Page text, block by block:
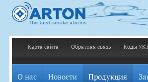
Карта сайта Обратная связь Коды
О нас Новости Продукция